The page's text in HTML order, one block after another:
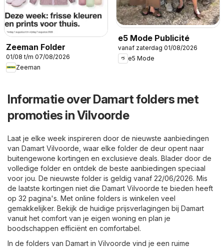
Zeeman Folder
01/08 t/m 07/08/2026
Zeeman
e5 Mode Publicité
vanaf zaterdag 01/08/2026
e5 Mode
Informatie over Damart folders met
promoties in Vilvoorde
Laat je elke week inspireren door de nieuwste aanbiedingen
van Damart Vilvoorde, waar elke folder de deur opent naar
buitengewone kortingen en exclusieve deals. Blader door de
volledige folder en ontdek de beste aanbiedingen speciaal
voor jou. De nieuwste folder is geldig vanaf 22/06/2026. Mis
de laatste kortingen niet die Damart Vilvoorde te bieden heeft
op 32 pagina's. Met online folders is winkelen veel
gemakkelijker. Bekijk de huidige prijsverlagingen bij Damart
vanuit het comfort van je eigen woning en plan je
boodschappen efficiënt en comfortabel.
In de folders van Damart in Vilvoorde vind je een ruime